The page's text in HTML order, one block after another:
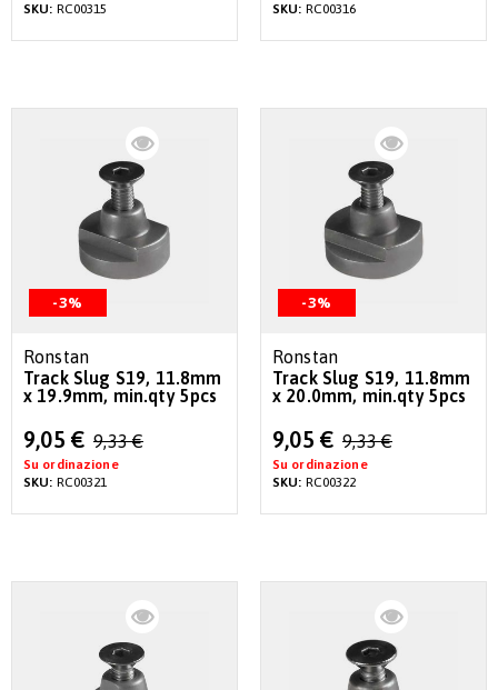
SKU: RC00315
SKU: RC00316
-3%
Ronstan
Track Slug S19, 11.8mm
x 19.9mm, min.qty 5pcs
Special
Price
9,05 € 9,33 €
Su ordinazione
SKU: RC00321
-3%
Ronstan
Track Slug S19, 11.8mm
x 20.0mm, min.qty 5pcs
Special
Price
9,05 € 9,33 €
Su ordinazione
SKU: RC00322